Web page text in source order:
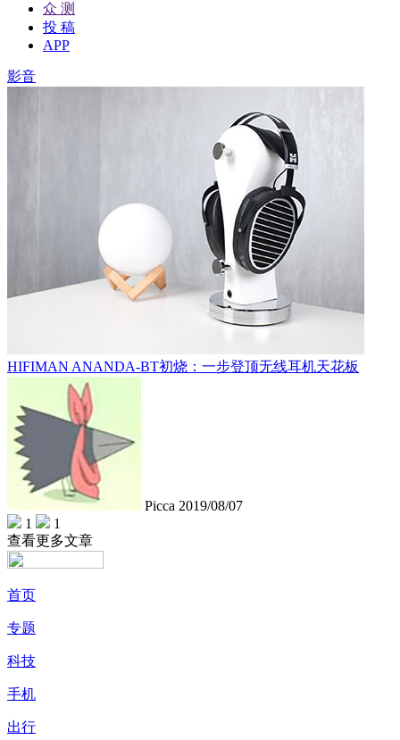
众 测
投 稿
APP
影音
HIFIMAN ANANDA-BT初烧：一步登顶无线耳机天花板
Picca 2019/08/07
1
1
查看更多文章
首页
专题
科技
手机
出行